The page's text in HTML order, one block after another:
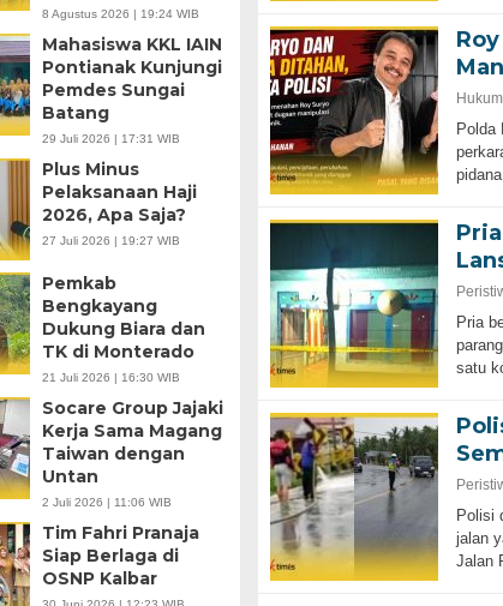
8 Agustus 2026 | 19:24 WIB
Mahasiswa KKL IAIN
Pontianak Kunjungi
Pemdes Sungai
Batang
29 Juli 2026 | 17:31 WIB
Plus Minus
Pelaksanaan Haji
2026, Apa Saja?
27 Juli 2026 | 19:27 WIB
Pemkab
Bengkayang
Dukung Biara dan
TK di Monterado
21 Juli 2026 | 16:30 WIB
Socare Group Jajaki
Kerja Sama Magang
Taiwan dengan
Untan
2 Juli 2026 | 11:06 WIB
Tim Fahri Pranaja
Siap Berlaga di
OSNP Kalbar
Hukum
Polda
Pria
satu
Polisi
jalan
Jalan